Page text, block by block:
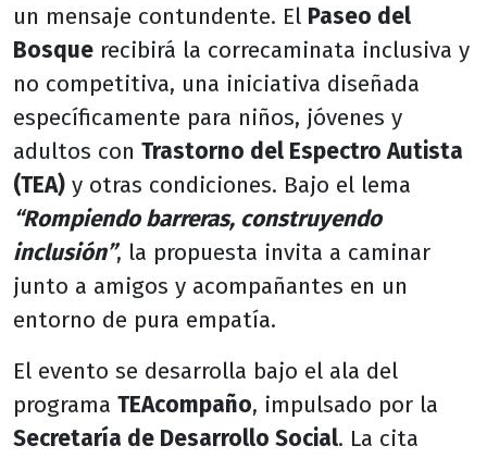
un mensaje contundente. El Paseo del
Bosque recibirá la correcaminata inclusiva y
no competitiva, una iniciativa diseñada
específicamente para niños, jóvenes y
adultos con Trastorno del Espectro Autista
(TEA) y otras condiciones. Bajo el lema
“Rompiendo barreras, construyendo
inclusión”, la propuesta invita a caminar
junto a amigos y acompañantes en un
entorno de pura empatía.
El evento se desarrolla bajo el ala del
programa TEAcompaño, impulsado por la
Secretaría de Desarrollo Social. La cita